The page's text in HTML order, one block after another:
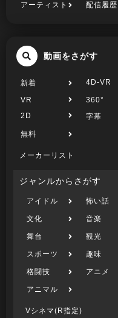
アーティスト 配信履歴
動画をさがす
新着 4D-VR
VR
360°
2D
字幕
無料
メーカーリスト
ジャンルからさがす
アイドル 怖い話
文化 音楽
舞台 観光
スポーツ 趣味
格闘技 アニメ
アニマル
Vシネマ(R指定)